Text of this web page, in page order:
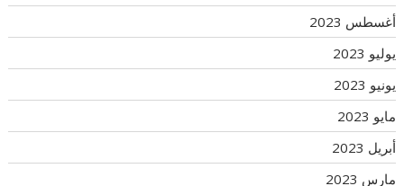
أغسطس 2023
يوليو 2023
يونيو 2023
مايو 2023
أبريل 2023
مارس 2023